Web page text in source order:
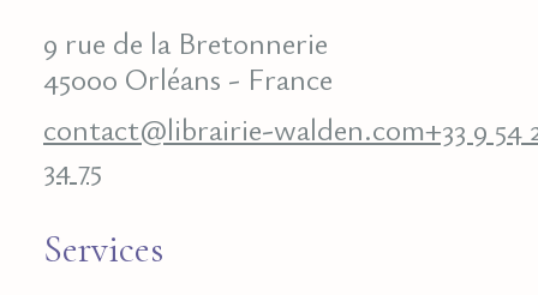
9 rue de la Bretonnerie
45000 Orléans - France
contact@librairie-walden.com+33 9 54
34 75
Services